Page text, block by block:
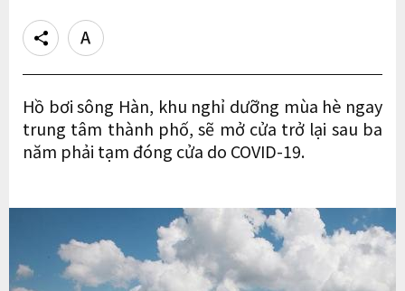
Share
Text
size
Hồ bơi sông Hàn, khu nghỉ dưỡng mùa hè ngay
trung tâm thành phố, sẽ mở cửa trở lại sau ba
năm phải tạm đóng cửa do COVID-19.